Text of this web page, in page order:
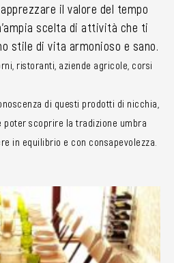
il valore del tempo
scelta di attività che ti
stile di vita armonioso e sano.
ristoranti, aziende agricole, corsi
di questi prodotti di nicchia,
scoprire la tradizione umbra
in equilibrio e con consapevolezza.